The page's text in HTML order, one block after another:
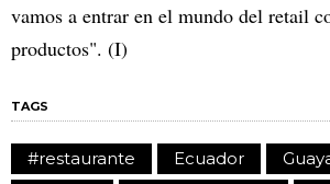
vamos a entrar en el mundo del retail
productos". (I)
TAGS
#restaurante Ecuador